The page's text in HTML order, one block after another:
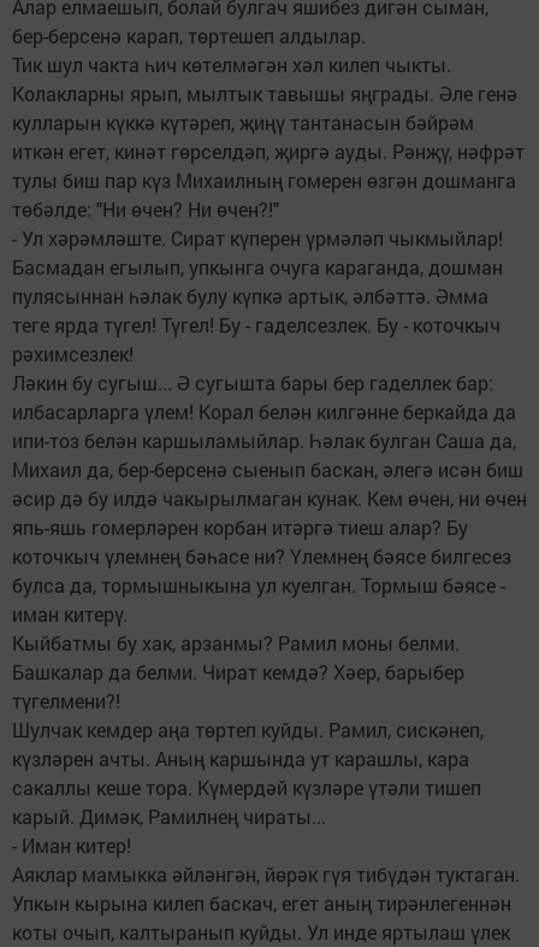
Алар елмаешып, болай булгач яшибез дигән сыман,
бер-берсенә карап, төртешеп алдылар.
Тик шул чакта һич көтелмәгән хәл килеп чыкты.
Колакларны ярып, мылтык тавышы яңграды. Әле генә
кулларын күккә күтәреп, җиңү тантанасын бәйрәм
иткән егет, кинәт гөрселдәп, җиргә ауды. Рәнҗү, нәфрәт
тулы биш пар күз Михаилның гомерен өзгән дошманга
төбәлде: "Ни өчен? Ни өчен?!"
- Ул хәрәмләште. Сират күперен үрмәләп чыкмыйлар!
Басмадан егылып, упкынга очуга караганда, дошман
пулясыннан һәлак булу күпкә артык, әлбәттә. Әмма
теге ярда түгел! Түгел! Бу - гаделсезлек. Бу - коточкыч
рәхимсезлек!
Ләкин бу сугыш... Ә сугышта бары бер гаделлек бар:
илбасарларга үлем! Корал белән килгәнне беркайда да
ипи-тоз белән каршыламыйлар. Һәлак булган Саша да,
Михаил да, бер-берсенә сыенып баскан, әлегә исән биш
әсир дә бу илдә чакырылмаган кунак. Кем өчен, ни өчен
япь-яшь гомерләрен корбан итәргә тиеш алар? Бу
коточкыч үлемнең бәһасе ни? Үлемнең бәясе билгесез
булса да, тормышныкына ул куелган. Тормыш бәясе -
иман китерү.
Кыйбатмы бу хак, арзанмы? Рамил моны белми.
Башкалар да белми. Чират кемдә? Хәер, барыбер
түгелмени?!
Шулчак кемдер аңа төртеп куйды. Рамил, сискәнеп,
күзләрен ачты. Аның каршында ут карашлы, кара
сакаллы кеше тора. Күмердәй күзләре үтәли тишеп
карый. Димәк, Рамилнең чираты...
- Иман китер!
Аяклар мамыкка әйләнгән, йөрәк гүя тибүдән туктаган.
Упкын кырына килеп баскач, егет аның тирәнлегеннән
коты очып, калтыранып куйды. Ул инде яртылаш үлек